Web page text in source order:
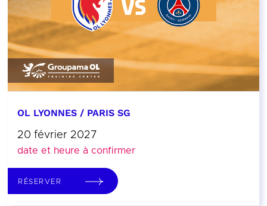
OL LYONNES / PARIS SG
20 février 2027
date et heure à confirmer
RÉSERVER